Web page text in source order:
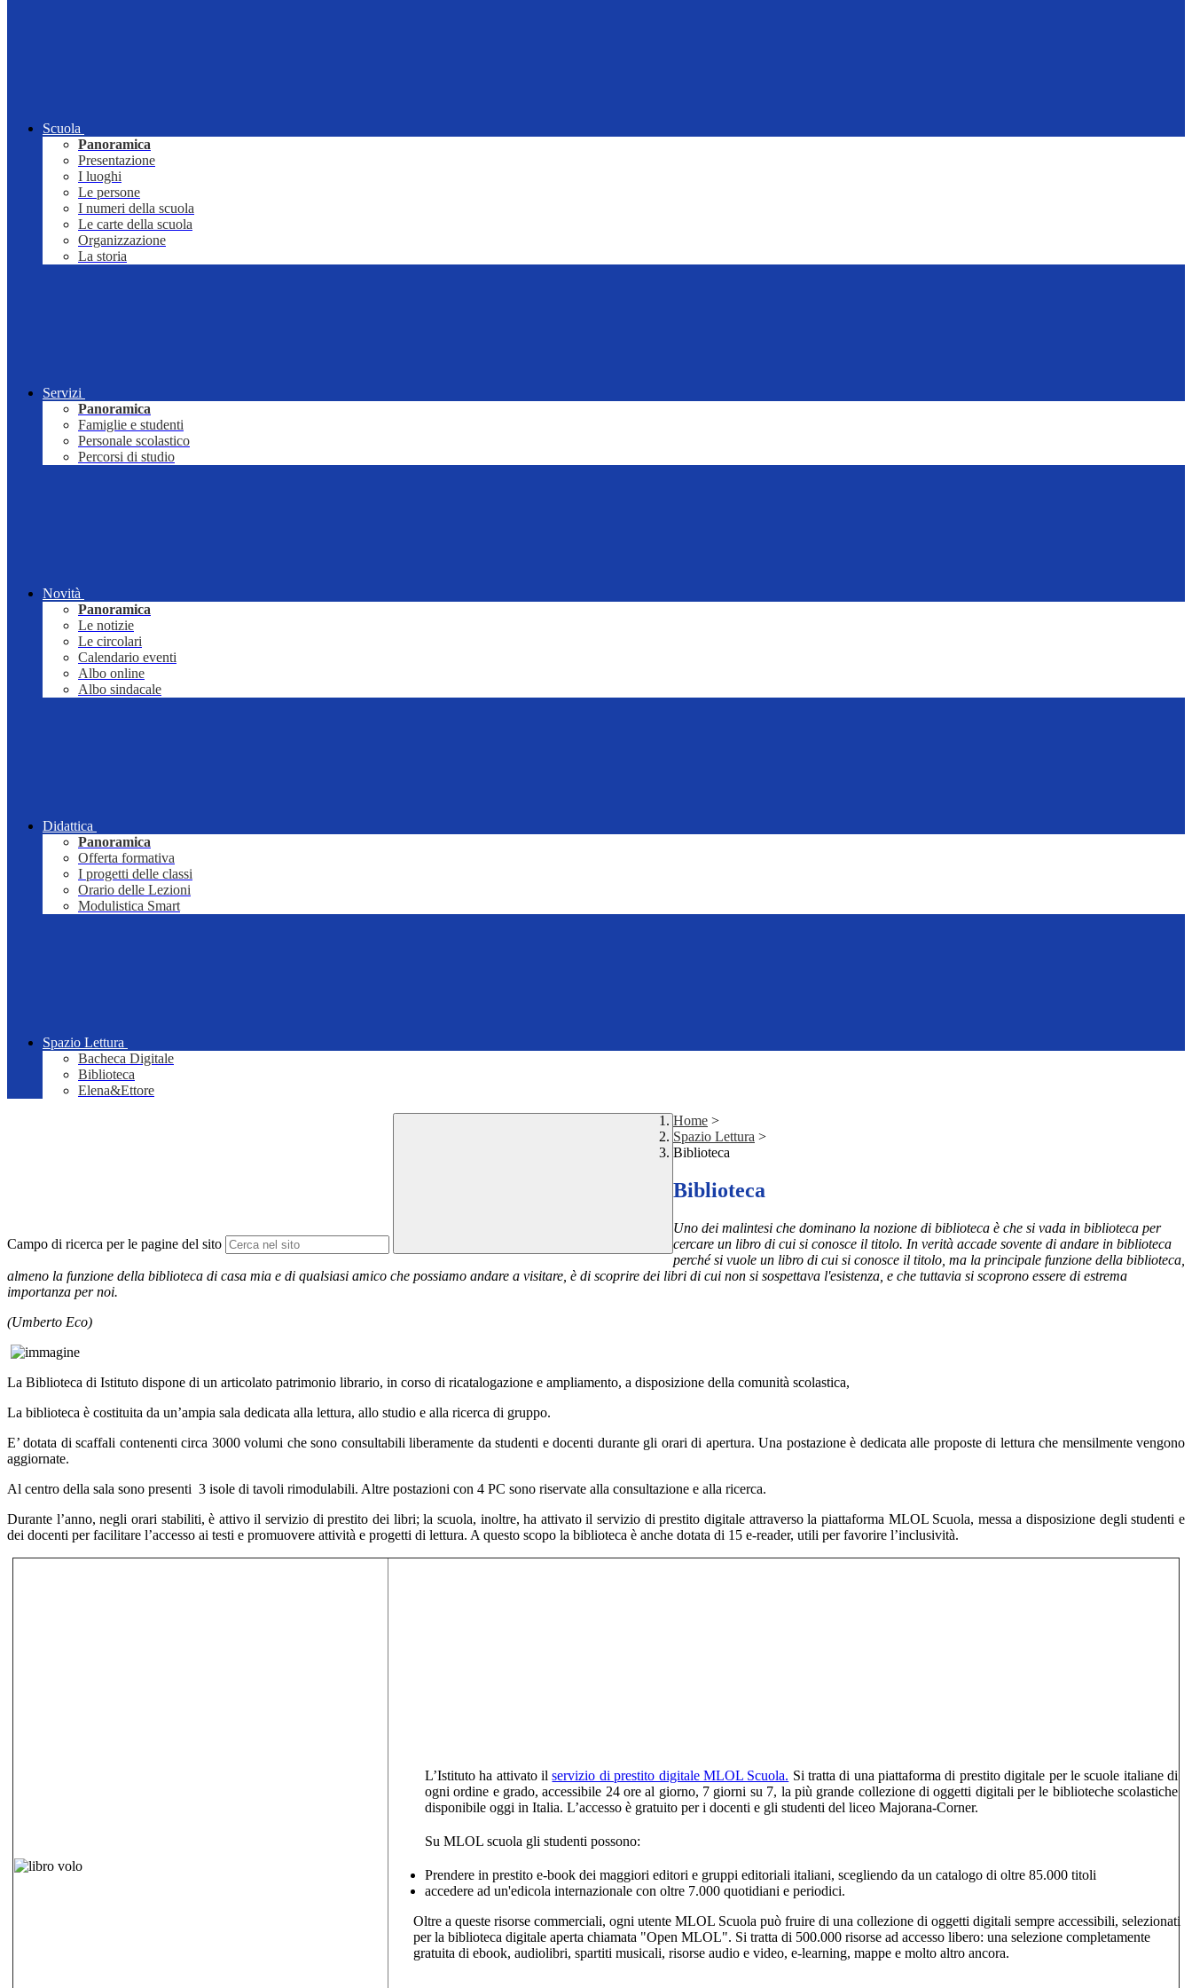
Scuola
Panoramica
Presentazione
I luoghi
Le persone
I numeri della scuola
Le carte della scuola
Organizzazione
La storia
Servizi
Panoramica
Famiglie e studenti
Personale scolastico
Percorsi di studio
Novità
Panoramica
Le notizie
Le circolari
Calendario eventi
Albo online
Albo sindacale
Didattica
Panoramica
Offerta formativa
I progetti delle classi
Orario delle Lezioni
Modulistica Smart
Spazio Lettura
Bacheca Digitale
Biblioteca
Elena&Ettore
Campo di ricerca per le pagine del sito
Home >
Spazio Lettura >
Biblioteca
Biblioteca
Uno dei malintesi che dominano la nozione di biblioteca è che si vada in biblioteca per
cercare un libro di cui si conosce il titolo. In verità accade sovente di andare in biblioteca
perché si vuole un libro di cui si conosce il titolo, ma la principale funzione della biblioteca,
almeno la funzione della biblioteca di casa mia e di qualsiasi amico che possiamo andare a visitare, è di scoprire dei libri di cui non si sospettava l'esistenza, e che tuttavia si scoprono essere di estrema
importanza per noi.
(Umberto Eco)
La Biblioteca di Istituto dispone di un articolato patrimonio librario, in corso di ricatalogazione e ampliamento, a disposizione della comunità scolastica,
La biblioteca è costituita da un’ampia sala dedicata alla lettura, allo studio e alla ricerca di gruppo.
E’ dotata di scaffali contenenti circa 3000 volumi che sono consultabili liberamente da studenti e docenti durante gli orari di apertura. Una postazione è dedicata alle proposte di lettura che mensilmente vengono
aggiornate.
Al centro della sala sono presenti 3 isole di tavoli rimodulabili. Altre postazioni con 4 PC sono riservate alla consultazione e alla ricerca.
Durante l’anno, negli orari stabiliti, è attivo il servizio di prestito dei libri; la scuola, inoltre, ha attivato il servizio di prestito digitale attraverso la piattaforma MLOL Scuola, messa a disposizione degli studenti e
dei docenti per facilitare l’accesso ai testi e promuovere attività e progetti di lettura. A questo scopo la biblioteca è anche dotata di 15 e-reader, utili per favorire l’inclusività.
L’Istituto ha attivato ilservizio di prestito digitale MLOL Scuola. Si tratta di una piattaforma di prestito digitale per le scuole italiane di
ogni ordine e grado, accessibile 24 ore al giorno, 7 giorni su 7, la più grande collezione di oggetti digitali per le biblioteche scolastiche
disponibile oggi in Italia. L’accesso è gratuito per i docenti e gli studenti del liceo Majorana-Corner.
Su MLOL scuola gli studenti possono:
Prendere in prestito e-book dei maggiori editori e gruppi editoriali italiani, scegliendo da un catalogo di oltre 85.000 titoli
accedere ad un'edicola internazionale con oltre 7.000 quotidiani e periodici.
Oltre a queste risorse commerciali, ogni utente MLOL Scuola può fruire di una collezione di oggetti digitali sempre accessibili, selezionati
per la biblioteca digitale aperta chiamata "Open MLOL". Si tratta di 500.000 risorse ad accesso libero: una selezione completamente
gratuita di ebook, audiolibri, spartiti musicali, risorse audio e video, e-learning, mappe e molto altro ancora.